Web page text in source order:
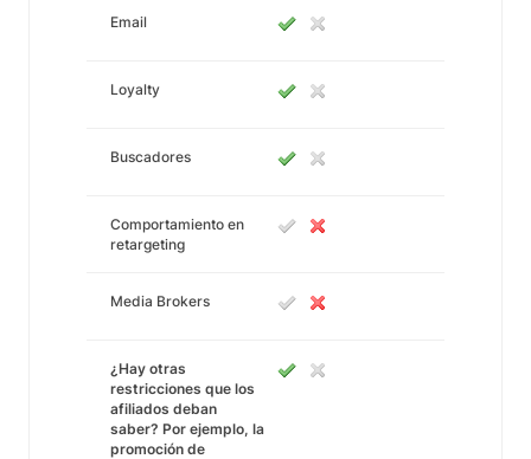
Email
Loyalty
Buscadores
Comportamiento en
retargeting
Media Brokers
¿Hay otras
restricciones que los
afiliados deban
saber? Por ejemplo, la
promoción de